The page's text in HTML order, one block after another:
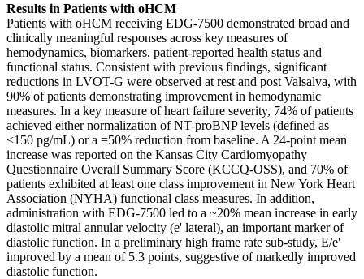
Results in Patients with oHCM
Patients with oHCM receiving EDG-7500 demonstrated broad and
clinically meaningful responses across key measures of
hemodynamics, biomarkers, patient-reported health status and
functional status. Consistent with previous findings, significant
reductions in LVOT-G were observed at rest and post Valsalva, with
90% of patients demonstrating improvement in hemodynamic
measures. In a key measure of heart failure severity, 74% of patients
achieved either normalization of NT-proBNP levels (defined as
<150 pg/mL) or a =50% reduction from baseline. A 24-point mean
increase was reported on the Kansas City Cardiomyopathy
Questionnaire Overall Summary Score (KCCQ-OSS), and 70% of
patients exhibited at least one class improvement in New York Heart
Association (NYHA) functional class measures. In addition,
administration with EDG-7500 led to a ~20% mean increase in early
diastolic mitral annular velocity (e' lateral), an important marker of
diastolic function. In a preliminary high frame rate sub-study, E/e'
improved by a mean of 5.3 points, suggestive of markedly improved
diastolic function.